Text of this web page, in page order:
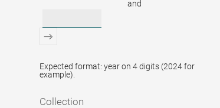
and
Expected format: year on 4 digits (2024 for
example).
Collection